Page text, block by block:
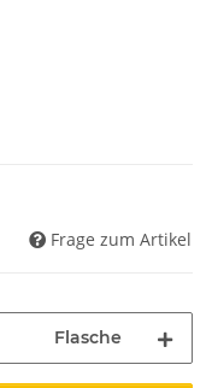
Frage zum Artikel
Flasche